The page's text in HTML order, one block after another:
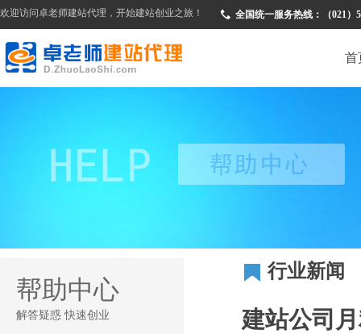
欢迎访问卓老师建站代理，开始建站创业之旅！ 全国统一服务热线：（021）
首
帮助中心
解答疑惑 快速创业
行业新闻
建站公司